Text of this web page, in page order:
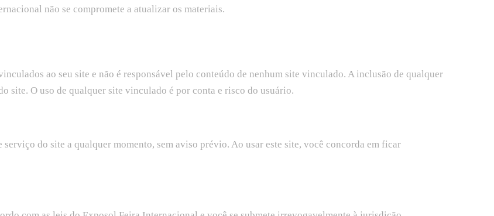
não se compromete a atualizar os materiais.
ao seu site e não é responsável pelo conteúdo de nenhum site vinculado. A inclusão de qualquer
site. O uso de qualquer site vinculado é por conta e risco do usuário.
do site a qualquer momento, sem aviso prévio. Ao usar este site, você concorda em ficar